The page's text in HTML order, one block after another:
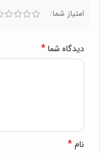
امتیاز شما
دیدگاه شما*
نام*